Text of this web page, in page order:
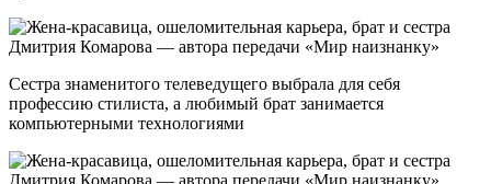
Сестра знаменитого телеведущего выбрала для себя
профессию стилиста, а любимый брат занимается
компьютерными технологиями